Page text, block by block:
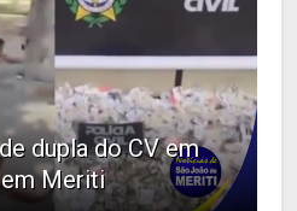
dupla do CV em
Meriti